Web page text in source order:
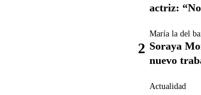
actriz:
María la del
Soraya
nuevo
Actualidad